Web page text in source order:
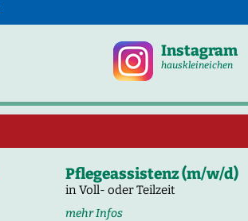
Instagram
hauskleineichen
Pflegeassistenz (m/w/d)
in Voll- oder Teilzeit
mehr Infos